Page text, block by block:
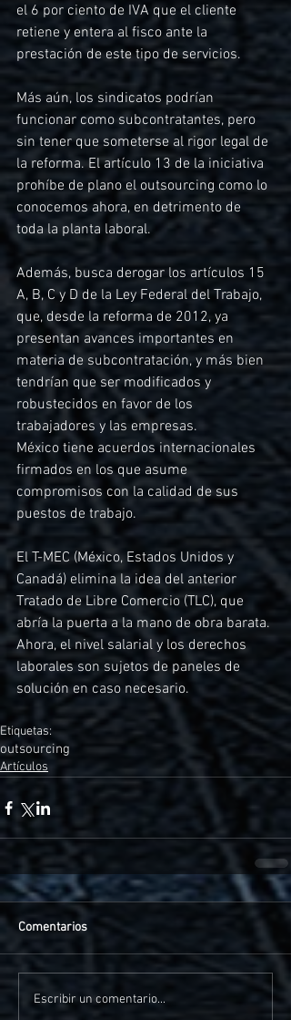
el 6 por ciento de IVA que el cliente
retiene y entera al fisco ante la
prestación de este tipo de servicios.
Más aún, los sindicatos podrían
funcionar como subcontratantes, pero
sin tener que someterse al rigor legal de
la reforma. El artículo 13 de la iniciativa
prohíbe de plano el outsourcing como lo
conocemos ahora, en detrimento de
toda la planta laboral.
Además, busca derogar los artículos 15
A, B, C y D de la Ley Federal del Trabajo,
que, desde la reforma de 2012, ya
presentan avances importantes en
materia de subcontratación, y más bien
tendrían que ser modificados y
robustecidos en favor de los
trabajadores y las empresas.
México tiene acuerdos internacionales
firmados en los que asume
compromisos con la calidad de sus
puestos de trabajo.
El T-MEC (México, Estados Unidos y
Canadá) elimina la idea del anterior
Tratado de Libre Comercio (TLC), que
abría la puerta a la mano de obra barata.
Ahora, el nivel salarial y los derechos
laborales son sujetos de paneles de
solución en caso necesario.
Etiquetas:
outsourcing
Artículos
Comentarios
Escribir un comentario...